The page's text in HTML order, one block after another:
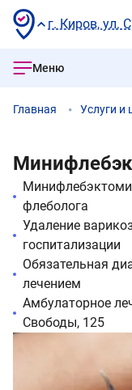
г. Киров, ул.
Меню
Главная Услуги и
флеболога
Удаление
госпитализации
Обязательная
лечением
Амбулаторное
Свободы, 125